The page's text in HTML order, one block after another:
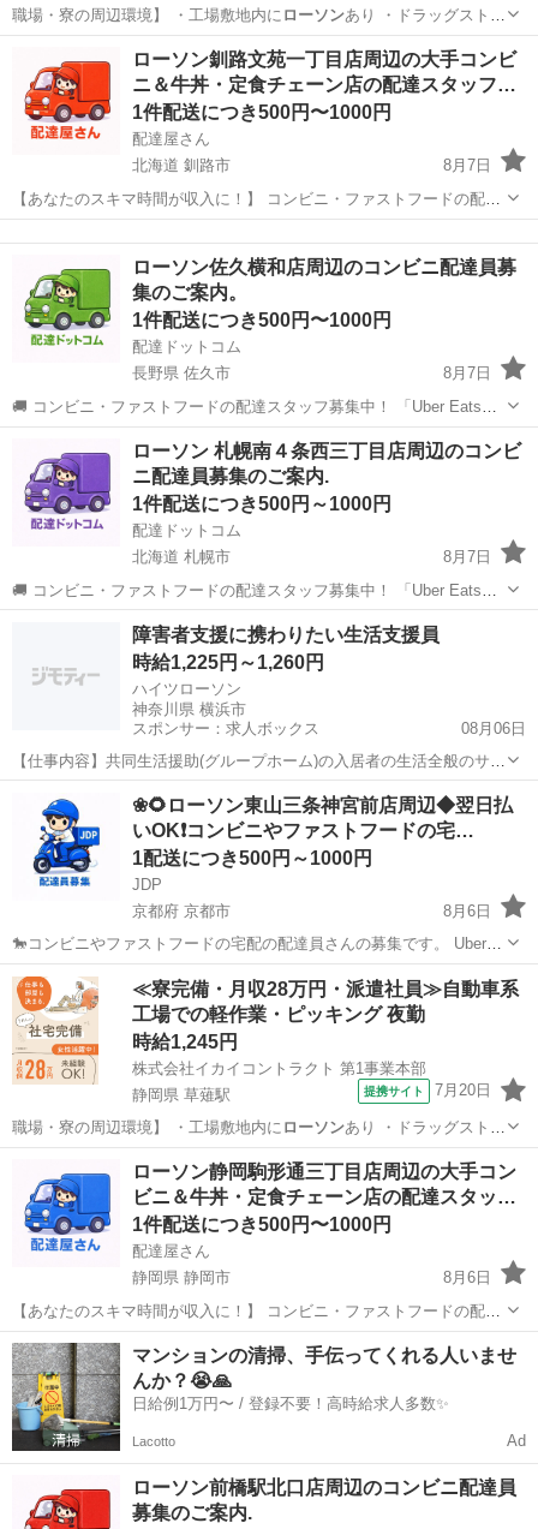
職場・寮の周辺環境】 ・工場敷地内に ローソンあり ・ドラッグストア
(24時間営業…
草薙駅 その他
ローソン釧路文苑一丁目店周辺の大手コンビ
ニ＆牛丼・定食チェーン店の配達スタッフ…
1件配送につき500円〜1000円
配達屋さん
北海道 釧路市
8月7日
【あなたのスキマ時間が収入に！】 コンビニ・ファストフードの配達
バイト、始めませんか？ アプリで空いた時間にサクッと配達！ 配達す
るかどうかは、オファーを見てその場で自由に決められます♪
―――――――――― ...ローソン佐久横和店周辺のコンビニ配達員募
集のご案内。
1件配送につき500円〜1000円
配達ドットコム
長野県 佐久市
8月7日
🚚 コンビニ・ファストフードの配達スタッフ募集中！ 「Uber Eats」
や「出前館」のように、配達専用アプリを使ってお仕事するスタイル
です。 オファー内容を見てから、受けるかどうかを自由に選べます！
✅ 業務内容...
ローソン
ローソン 札幌南４条西三丁目店周辺のコンビ
ニ配達員募集のご案内.
1件配送につき500円～1000円
配達ドットコム
北海道 札幌市
8月7日
🚚 コンビニ・ファストフードの配達スタッフ募集中！ 「Uber Eats」
や「出前館」のように、配達専用アプリを使ってお仕事するスタイル
です。 オファー内容を見てから、受けるかどうかを自由に選べます！
札幌市 配送 ローソン
障害者支援に携わりたい生活支援員
時給1,225円～1,260円
ハイツローソン
神奈川県 横浜市
スポンサー：求人ボックス
08月06日
【仕事内容】共同生活援助(グループホーム)の入居者の生活全般のサポ
ートをします。 <業務内容> ・入居者の方の相談を受ける ・入居者の
方と一緒に居室の掃除をする ・夕食にサラダやみそ汁を作る など 雇
用期間の定め:なし 従事すべき...
アルバイト・パート
❀🌻ローソン東山三条神宮前店周辺◆翌日払
いOK❗️コンビニやファストフードの宅…
1配送につき500円～1000円
JDP
京都府 京都市
8月6日
🐎コンビニやファストフードの宅配の配達員さんの募集です。 Uber
eatsや出前館のように配達専用アプリを使用していただき、オファー
内容を確認していただいてから受ける受けないは自由となります。 配
達時の使用...
京都 京都市 配送 ファストフード
≪寮完備・月収28万円・派遣社員≫自動車系
工場での軽作業・ピッキング 夜勤
時給1,245円
株式会社イカイコントラクト 第1事業本部
静岡県 草薙駅
提携サイト 7月20日
職場・寮の周辺環境】 ・工場敷地内に ローソンあり ・ドラッグストア
(24時間営業…
その他
ローソン静岡駒形通三丁目店周辺の大手コン
ビニ＆牛丼・定食チェーン店の配達スタッ…
1件配送につき500円〜1000円
配達屋さん
静岡県 静岡市
8月6日
【あなたのスキマ時間が収入に！】 コンビニ・ファストフードの配達
バイト、始めませんか？ アプリで空いた時間にサクッと配達！ 配達す
るかどうかは、オファーを見てその場で自由に決められます♪
―――――――――― ...
静岡 静岡市 スタッフ
マンションの清掃、手伝ってくれる人いませ
んか？😭🙏
日給例1万円〜 / 登録不要！高時給求人多数✨
Lacotto Ad
ローソン前橋駅北口店周辺のコンビニ配達員
募集のご案内.